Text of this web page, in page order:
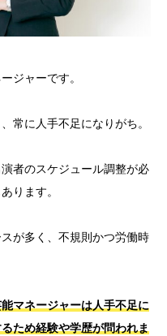
ジャーです。
常に人手不足になりがち。
者のスケジュール調整が必
ります。
が多く、不規則かつ労働時
マネージャーは人手不足に
ため経験や学歴が問われま